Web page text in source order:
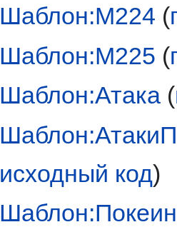
Шаблон:M224 (
Шаблон:M225 (
Шаблон:Атака (
исходный код)